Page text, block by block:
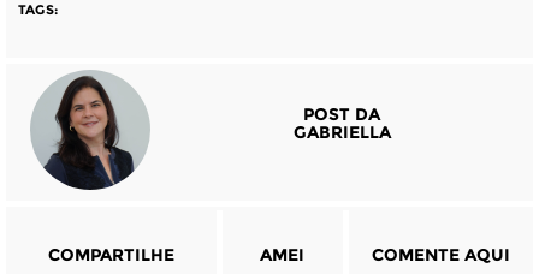
TAGS:
POST DA
GABRIELLA
COMPARTILHE
AMEI
COMENTE AQUI